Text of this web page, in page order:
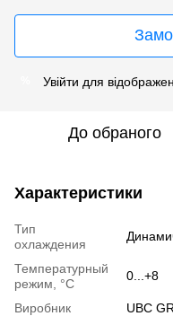
Увійти для
До обраного
Характеристики
Тип
охлаждения
Температурный
режим, °C
0...+8
Виробник
UBC